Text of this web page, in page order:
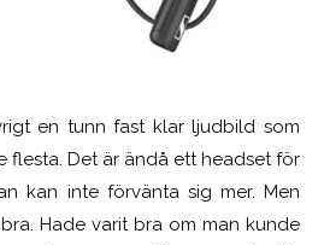
en tunn fast klar ljudbild som
flesta. Det är ändå ett headset för
kan inte förvänta sig mer. Men
Hade varit bra om man kunde